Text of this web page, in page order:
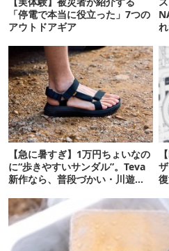
「停電で本当に役立った」7つの
アウトドアギア
【急に暑すぎ】1万円ちょいなの
に“歩きやすいサンダル”。Teva
新作なら、普段づかい・川遊